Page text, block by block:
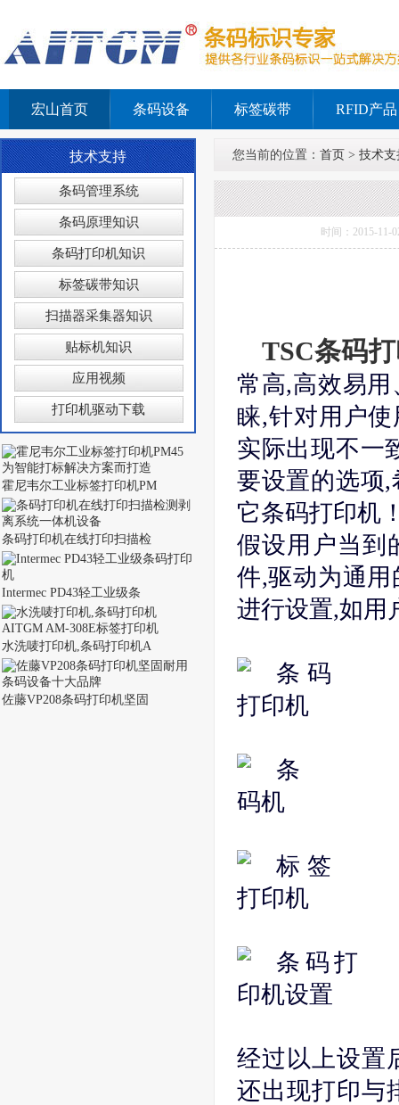
宏山首页 条码设备 标签碳带 RFID产品
技术支持
条码管理系统
条码原理知识
条码打印机知识
标签碳带知识
扫描器采集器知识
贴标机知识
应用视频
打印机驱动下载
霍尼韦尔工业标签打印机PM
条码打印机在线打印扫描检
Intermec PD43轻工业级条
水洗唛打印机,条码打印机A
佐藤VP208条码打印机坚固
您当前的位置： 首页 > 技术支
时间：2015-
TSC条码
常高,高效易
睐,针对用户
实际出现不一
要设置的选项
它条码打印机
假设用户当到
件,驱动为通
进行设置,如用
经过以上设置
还出现打印与